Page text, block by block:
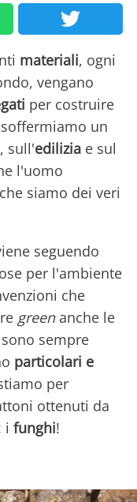
materiali, ogni
vengano
per costruire
un
sull'edilizia e sul
l'uomo
siamo dei veri
seguendo
per l'ambiente
che
greenanche le
sempre
particolari e
per
ottenuti da
i funghi!